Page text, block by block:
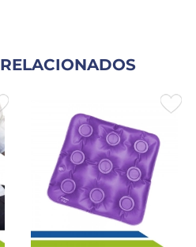
RELACIONADOS